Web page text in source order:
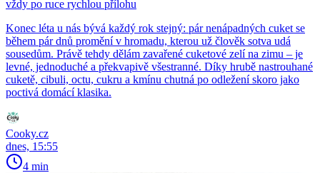
vždy po ruce rychlou přílohu
Konec léta u nás bývá každý rok stejný: pár nenápadných cuket se
během pár dnů promění v hromadu, kterou už člověk sotva udá
sousedům. Právě tehdy dělám zavařené cuketové zelí na zimu – je
levné, jednoduché a překvapivě všestranné. Díky hrubě nastrouhané
cuketě, cibuli, octu, cukru a kmínu chutná po odležení skoro jako
poctivá domácí klasika.
Cooky.cz
dnes, 15:55
4 min